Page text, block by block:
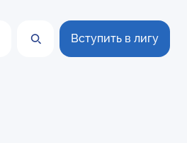
Вступить в лигу